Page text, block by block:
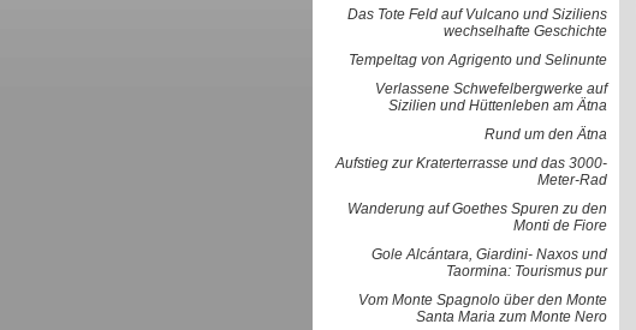
Das Tote Feld auf Vulcano und Siziliens
wechselhafte Geschichte
Tempeltag von Agrigento und Selinunte
Verlassene Schwefelbergwerke auf
Sizilien und Hüttenleben am Ätna
Rund um den Ätna
Aufstieg zur Kraterterrasse und das 3000-
Meter-Rad
Wanderung auf Goethes Spuren zu den
Monti de Fiore
Gole Alcántara, Giardini- Naxos und
Taormina: Tourismus pur
Vom Monte Spagnolo über den Monte
Santa Maria zum Monte Nero